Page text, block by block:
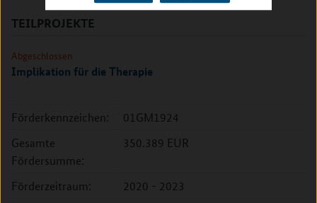
TEILPROJEKTE
Abgeschlossen
Implikation für die Therapie
Förderkennzeichen:
01GM1924
Gesamte
Fördersumme:
350.389 EUR
Förderzeitraum:
2020 - 2023